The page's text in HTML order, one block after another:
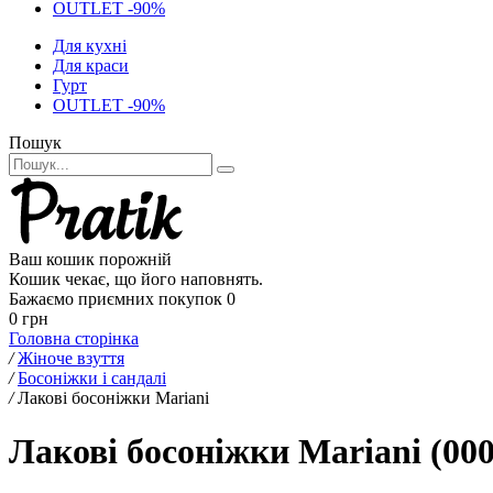
OUTLET -90%
Для кухні
Для краси
Гурт
OUTLET -90%
Пошук
Ваш кошик порожній
Кошик чекає, що його наповнять.
Бажаємо приємних покупок 0
0 грн
Головна сторінка
/ Жіноче взуття
/ Босоніжки і сандалі
/ Лакові босоніжки Mariani
Лакові босоніжки Mariani